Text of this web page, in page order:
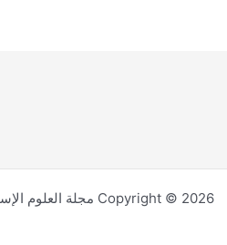
Copyright © 2026 مجلة العلوم الإسلامية | Powered by